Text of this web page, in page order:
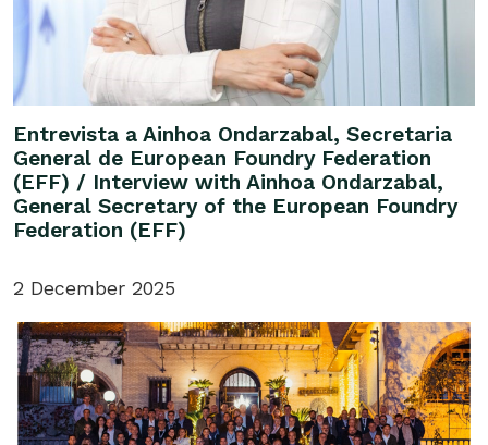
Entrevista a Ainhoa Ondarzabal, Secretaria
General de European Foundry Federation
(EFF) / Interview with Ainhoa Ondarzabal,
General Secretary of the European Foundry
Federation (EFF)
2 December 2025